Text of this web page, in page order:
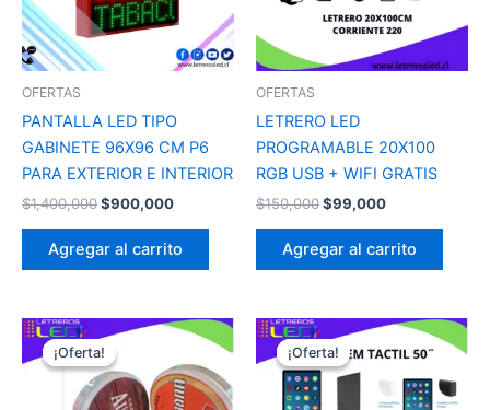
OFERTAS
PANTALLA LED TIPO
GABINETE 96X96 CM P6
PARA EXTERIOR E INTERIOR
$1,400,000$900,000
Agregar al carrito
OFERTAS
LETRERO LED
PROGRAMABLE 20X100
RGB USB + WIFI GRATIS
$150,000$99,000
Agregar al carrito
¡Oferta!
¡Oferta!precio
original
era:
$399,000.
El
precio
actual
es:
$250,000.
¡Oferta!
¡Oferta!precio
original
era:
$1,900,000.
El
precio
actual
es: